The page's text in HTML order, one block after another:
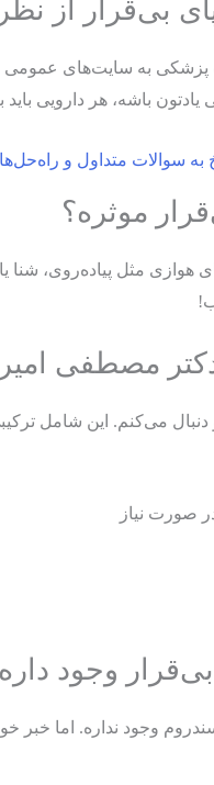
بی‌قرار از
به سایت‌های عمومی
یادتون باشه، هر دارویی
سوالات متداول و
موثره؟
مصطفی
دنبال می‌کنم. این شامل
صورت نیاز
وجود
وجود نداره. اما